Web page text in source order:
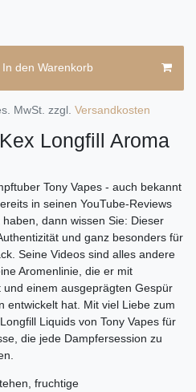
In den Warenkorb
MwSt. zzgl. Versandkosten
Longfill Aroma
Tony Vapes - auch bekannt
in seinen YouTube-Reviews
dann wissen Sie: Dieser
und ganz besonders für
Seine Videos sind alles andere
Aromenlinie, die er mit
einem ausgeprägten Gespür
entwickelt hat. Mit viel Liebe zum
Liquids von Tony Vapes für
die jede Dampfersession zu
fruchtige